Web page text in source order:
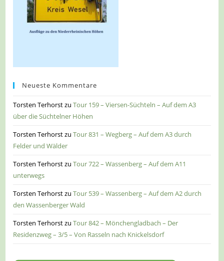
Neueste Kommentare
Torsten TerhorstzuTour 159 – Viersen-Süchteln – Auf dem A3
über die Süchtelner Höhen
Torsten TerhorstzuTour 831 – Wegberg – Auf dem A3 durch
Felder und Wälder
Torsten TerhorstzuTour 722 – Wassenberg – Auf dem A11
unterwegs
Torsten TerhorstzuTour 539 – Wassenberg – Auf dem A2 durch
den Wassenberger Wald
Torsten TerhorstzuTour 842 – Mönchengladbach – Der
Residenzweg – 3/5 – Von Rasseln nach Knickelsdorf